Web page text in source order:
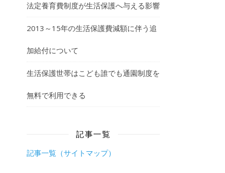
法定養育費制度が生活保護へ与える影響
2013～15年の生活保護費減額に伴う追
加給付について
生活保護世帯はこども誰でも通園制度を
無料で利用できる
記事一覧
記事一覧（サイトマップ）